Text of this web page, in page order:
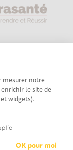
mesurer notre
le site de
widgets).
OK pour moi
de